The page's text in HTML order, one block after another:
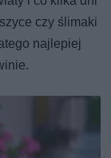
czy ślimaki
najlepiej